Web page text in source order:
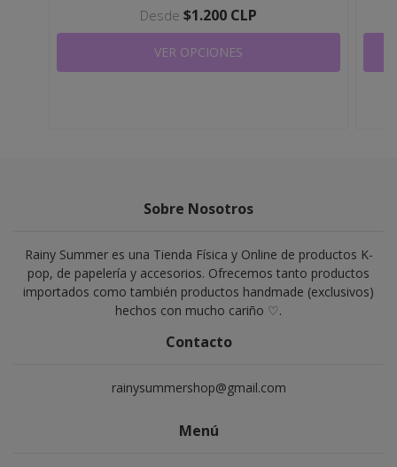
Desde $1.200 CLP
VER OPCIONES
Sobre Nosotros
Rainy Summer es una Tienda Física y Online de productos K-
pop, de papelería y accesorios. Ofrecemos tanto productos
importados como también productos handmade (exclusivos)
hechos con mucho cariño ♡.
Contacto
rainysummershop@gmail.com
Menú